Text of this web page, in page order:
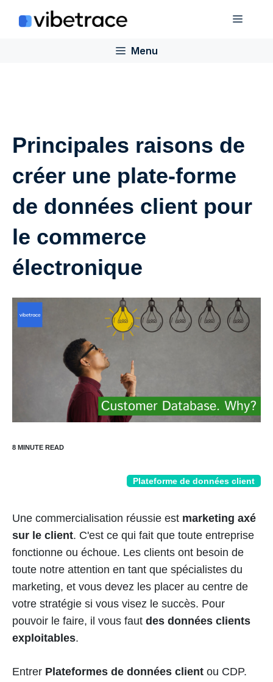
Menu
Menu
Principales raisons de
créer une plate-forme
de données client pour
le commerce
électronique
Plateforme de données client
Une commercialisation réussie est marketing axé
sur le client. C'est ce qui fait que toute entreprise
fonctionne ou échoue. Les clients ont besoin de
toute notre attention en tant que spécialistes du
marketing, et vous devez les placer au centre de
votre stratégie si vous visez le succès. Pour
pouvoir le faire, il vous faut des données clients
exploitables.
Entrer Plateformes de données client ou CDP.